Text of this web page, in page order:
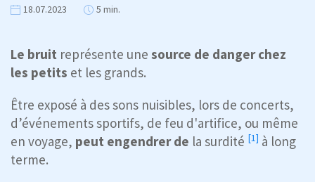
18.07.2023 5 min.
Le bruit représente une source de danger chez
les petits et les grands.
Être exposé à des sons nuisibles, lors de concerts,
d’événements sportifs, de feu d'artifice, ou même
en voyage, peut engendrer de la surdité [1] à long
terme.